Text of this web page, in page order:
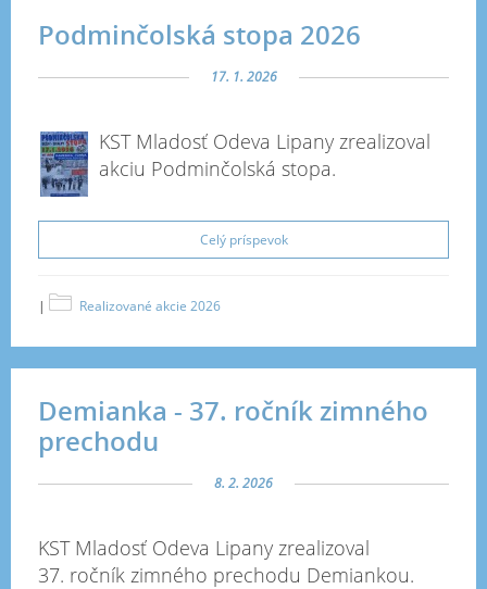
Podminčolská stopa 2026
17. 1. 2026
KST Mladosť Odeva Lipany zrealizoval
akciu Podminčolská stopa.
Celý príspevok
| Realizované akcie 2026
Demianka - 37. ročník zimného
prechodu
8. 2. 2026
KST Mladosť Odeva Lipany zrealizoval
37. ročník zimného prechodu Demiankou.